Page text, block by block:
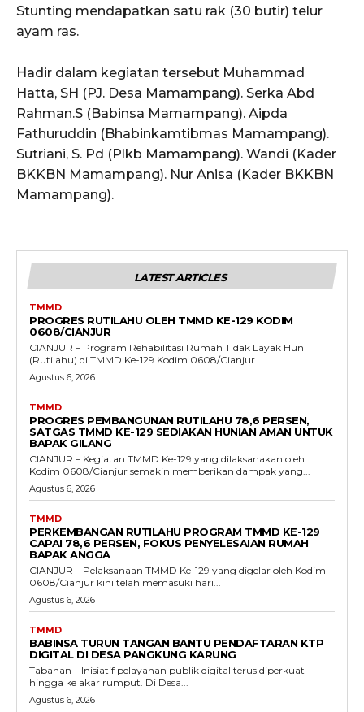
Stunting mendapatkan satu rak (30 butir) telur
ayam ras.
Hadir dalam kegiatan tersebut Muhammad
Hatta, SH (PJ. Desa Mamampang). Serka Abd
Rahman.S (Babinsa Mamampang). Aipda
Fathuruddin (Bhabinkamtibmas Mamampang).
Sutriani, S. Pd (Plkb Mamampang). Wandi (Kader
BKKBN Mamampang). Nur Anisa (Kader BKKBN
Mamampang).
LATEST ARTICLES
TMMD
PROGRES RUTILAHU OLEH TMMD KE-129 KODIM
0608/CIANJUR
CIANJUR – Program Rehabilitasi Rumah Tidak Layak Huni
(Rutilahu) di TMMD Ke-129 Kodim 0608/Cianjur...
Agustus 6, 2026
TMMD
PROGRES PEMBANGUNAN RUTILAHU 78,6 PERSEN,
SATGAS TMMD KE-129 SEDIAKAN HUNIAN AMAN UNTUK
BAPAK GILANG
CIANJUR – Kegiatan TMMD Ke-129 yang dilaksanakan oleh
Kodim 0608/Cianjur semakin memberikan dampak yang...
Agustus 6, 2026
TMMD
PERKEMBANGAN RUTILAHU PROGRAM TMMD KE-129
CAPAI 78,6 PERSEN, FOKUS PENYELESAIAN RUMAH
BAPAK ANGGA
CIANJUR – Pelaksanaan TMMD Ke-129 yang digelar oleh Kodim
0608/Cianjur kini telah memasuki hari...
Agustus 6, 2026
TMMD
BABINSA TURUN TANGAN BANTU PENDAFTARAN KTP
DIGITAL DI DESA PANGKUNG KARUNG
Tabanan – Inisiatif pelayanan publik digital terus diperkuat
hingga ke akar rumput. Di Desa...
Agustus 6, 2026